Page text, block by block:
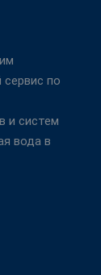
по
и систем
вода в